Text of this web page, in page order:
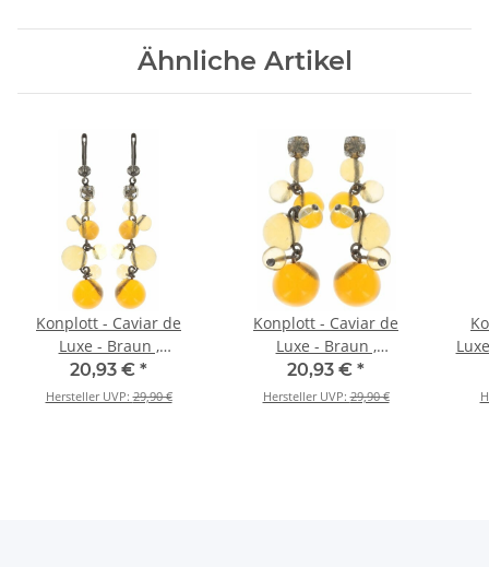
Ähnliche Artikel
Konplott - Caviar de
Luxe - Braun ,
Antiksilber, Antiksilber,
Ohrringe
20,93 € *
Hersteller UVP:29,90 €
Konplott - Caviar de
Luxe - Braun ,
Antiksilber, Antiksilber,
Ohrringe mit Stecker
20,93 € *
Hersteller UVP:29,90 €